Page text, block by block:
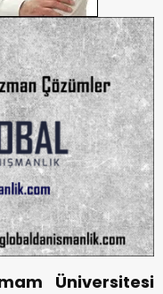
Üniversitesi